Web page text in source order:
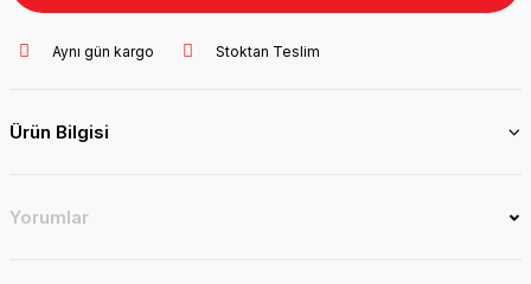
Aynı gün kargo Stoktan Teslim
Ürün Bilgisi
Yorumlar